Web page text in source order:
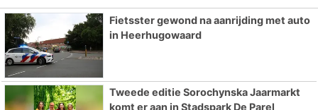
Fietsster gewond na aanrijding met auto
in Heerhugowaard
Tweede editie Sorochynska Jaarmarkt
komt er aan in Stadspark De Parel